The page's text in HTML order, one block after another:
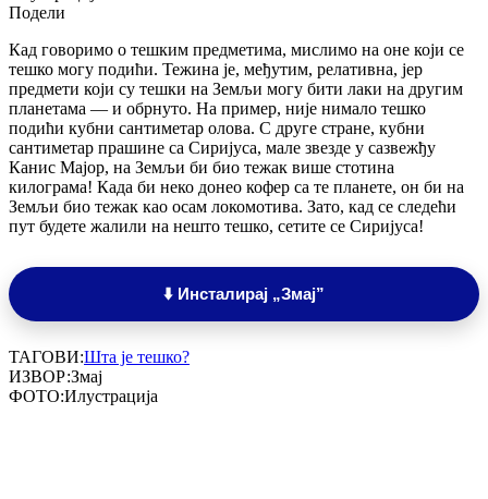
Подели
Кад говоримо о тешким предметима, мислимо на оне који се
тешко могу подићи. Тежина је, међутим, релативна, јер
предмети који су тешки на Земљи могу бити лаки на другим
планетама — и обрнуто. На пример, није нимало тешко
подићи кубни сантиметар олова. С друге стране, кубни
сантиметар прашине са Сиријуса, мале звезде у сазвежђу
Канис Мајор, на Земљи би био тежак више стотина
килограма! Када би неко донео кофер са те планете, он би на
Земљи био тежак као осам локомотива. Зато, кад се следећи
пут будете жалили на нешто тешко, сетите се Сиријуса!
⬇️ Инсталирај „Змај”
ТАГОВИ:Шта је тешко?
ИЗВОР:Змај
ФОТО:Илустрација